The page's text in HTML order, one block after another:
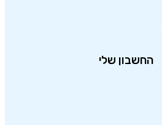
החשבון שלי